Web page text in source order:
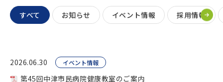
すべて お知らせ イベント情報 採用情報
2026.06.30 イベント情報
第45回中津市民病院健康教室のご案内